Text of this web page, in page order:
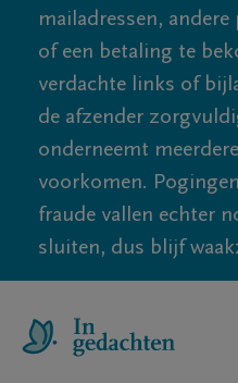
mailadressen,
of een betaling te
verdachte links of
de afzender
onderneemt
voorkomen.
fraude vallen echter
sluiten, dus blijf